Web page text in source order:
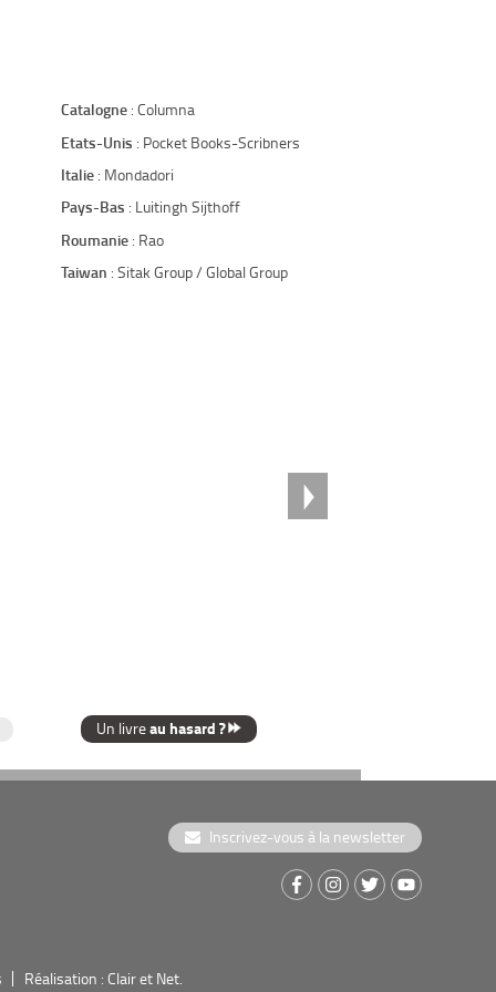
Catalogne : Columna
Etats-Unis : Pocket Books-Scribners
Italie : Mondadori
Pays-Bas : Luitingh Sijthoff
Roumanie : Rao
Taiwan : Sitak Group / Global Group
Un livreau hasard ?
Inscrivez-vous à la newsletter
Réalisation : Clair et Net.